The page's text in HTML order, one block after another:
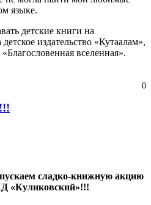
языке.
детские книги на
издательство «Кутаалам»,
вселенная».
0
сладко-книжную акцию
«Куликовский»!!!